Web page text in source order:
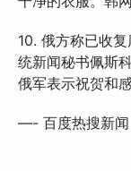
10. 俄方称已收
统新闻秘书佩斯
俄军表示祝贺和感
—- 百度热搜新